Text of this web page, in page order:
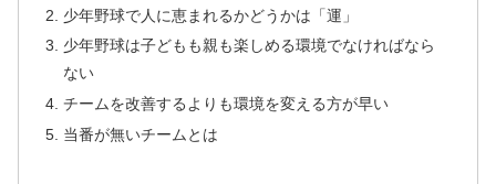
少年野球で人に恵まれるかどうかは「運」
少年野球は子どもも親も楽しめる環境でなければなら
ない
チームを改善するよりも環境を変える方が早い
当番が無いチームとは